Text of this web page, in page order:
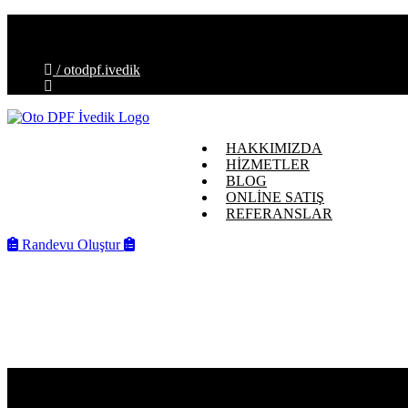
/ otodpf.ivedik
HAKKIMIZDA
HİZMETLER
BLOG
ONLİNE SATIŞ
REFERANSLAR
Randevu Oluştur